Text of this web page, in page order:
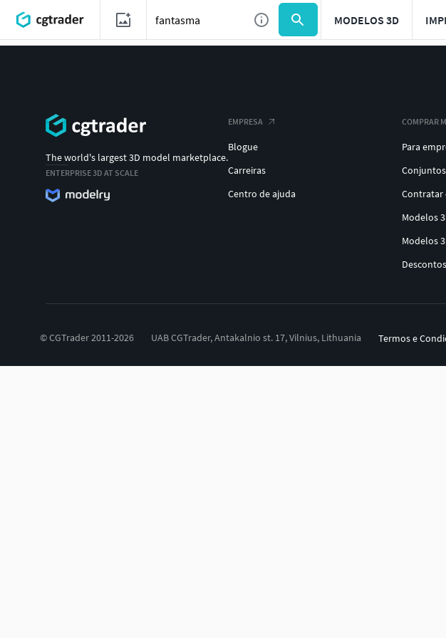
MODELOS 3D
The world's largest 3D model marketplace.
ENTERPRISE 3D AT SCALE
EMPRESA
Blogue
Carreiras
Centro de ajuda
COMPRAR
Para
Contratar
Modelos
Modelos
Descontos
© CGTrader 2011-2026 UAB CGTrader, Antakalnio st. 17, Vilnius, Lithuania Termos e